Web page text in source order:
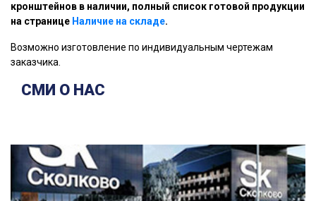
кронштейнов в наличии, полный список готовой продукции
на странице Наличие на складе.
Возможно изготовление по индивидуальным чертежам
заказчика.
СМИ О НАС